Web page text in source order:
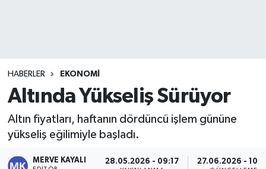
HABERLER EKONOMI
Altında Yükseliş Sürüyor
Altın fiyatları, haftanın dördüncü işlem gününe
yükseliş eğilimiyle başladı.
MERVE KAYALI 28.05.2026 - 09:17 27.06.2026 -